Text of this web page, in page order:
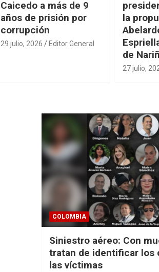
Caicedo a más de 9
años de prisión por
corrupción
29 julio, 2026 Editor General
la
de
27 julio,
COLOMBIA
Siniestro aéreo: Con
tratan de identificar los
las víctimas